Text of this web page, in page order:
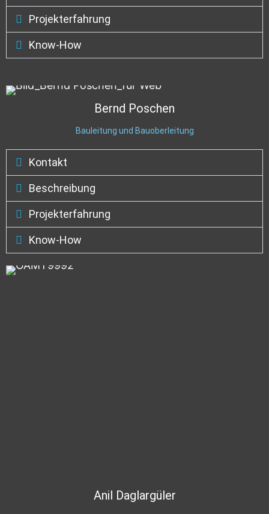
Projekterfahrung
Know-How
Bernd Poschen
Bauleitung und Bauoberleitung
Kontakt
Beschreibung
Projekterfahrung
Know-How
Anil Daglargüler